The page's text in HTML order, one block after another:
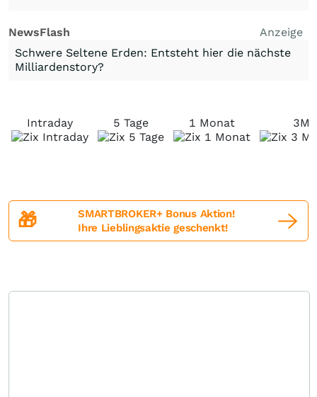
NewsFlash
Anzeige
Schwere Seltene Erden: Entsteht hier die nächste
Milliardenstory?
Intraday 5 Tage 1 Monat 3M
🎁
SMARTBROKER+ Bonus Aktion!
Ihre Lieblingsaktie geschenkt!